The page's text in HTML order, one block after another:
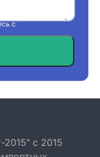
с
2015" с 2015